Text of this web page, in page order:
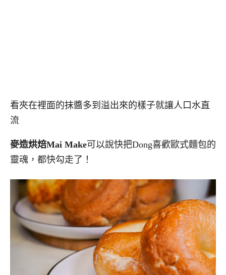
看夾在裡面的抹醬多到溢出來的樣子就讓人口水直
流
麥造烘焙Mai Make可以說快把Dong喜歡歐式麵包的
靈魂，都快勾走了！